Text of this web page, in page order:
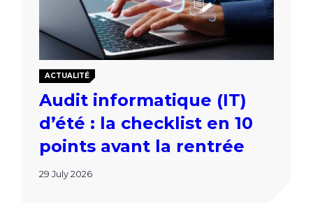
ACTUALITÉ
Audit informatique (IT)
d’été : la checklist en 10
points avant la rentrée
29 July 2026